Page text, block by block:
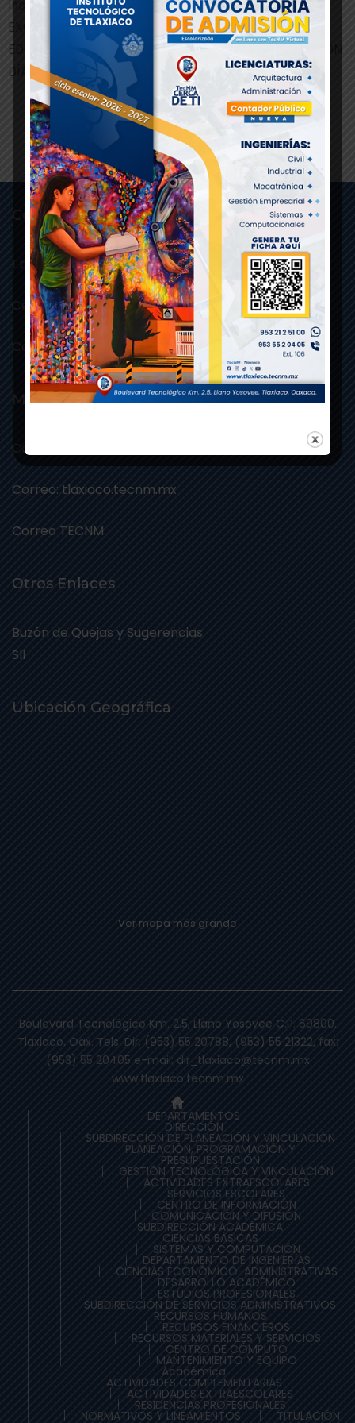
Instituto Tecnológico de Tlaxiaco
EXCELENCIA EN EDUCACIÓN TECNOLÓGICA®
EDUCACIÓN, CIENCIA Y TECNOLOGÍA, PROGRESO, DÍA CON
DÍA
Conricyt
Ebscohost
Cengage
Conricyt
Mails
Correo: ittlaxiaco.edu.mx
Correo: tlaxiaco.tecnm.mx
Correo TECNM
Otros Enlaces
Buzón de Quejas y Sugerencias
SII
Ubicación Geográfica
Ver mapa más grande
Boulevard Tecnológico Km. 2.5, Llano Yosovee C.P. 69800.
Tlaxiaco. Oax. Tels. Dir. (953) 55 20788, (953) 55 21322, fax:
(953) 55 20405 e-mail: dir_tlaxiaco@tecnm.mx
www.tlaxiaco.tecnm.mx
DEPARTAMENTOS
DIRECCIÓN
SUBDIRECCIÓN DE PLANEACIÒN Y VINCULACIÓN
PLANEACIÓN, PROGRAMACIÓN Y
PRESUPUESTACIÓN
GESTIÓN TECNOLÓGICA Y VINCULACIÓN
ACTIVIDADES EXTRAESCOLARES
SERVICIOS ESCOLARES
CENTRO DE INFORMACIÓN
COMUNICACIÓN Y DIFUSIÓN
SUBDIRECCIÓN ACADÉMICA
CIENCIAS BÁSICAS
SISTEMAS Y COMPUTACIÓN
DEPARTAMENTO DE INGENIERÍAS
CIENCIAS ECONÓMICO-ADMINISTRATIVAS
DESARROLLO ACADÉMICO
ESTUDIOS PROFESIONALES
SUBDIRECCIÓN DE SERVICIOS ADMINISTRATIVOS
RECURSOS HUMANOS
RECURSOS FINANCIEROS
RECURSOS MATERIALES Y SERVICIOS
CENTRO DE CÓMPUTO
MANTENIMIENTO Y EQUIPO
Académica
ACTIVIDADES COMPLEMENTARIAS
ACTIVIDADES EXTRAESCOLARES
RESIDENCIAS PROFESIONALES
NORMATIVOS Y LINEAMIENTOS TITULACIÓN